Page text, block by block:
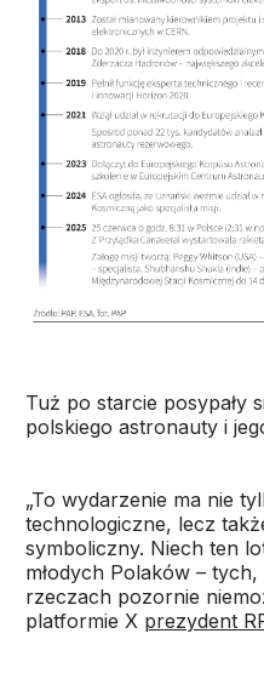
Tuż po starcie posypały
polskiego astronauty i
„To wydarzenie ma nie
technologiczne, lecz
symboliczny. Niech ten
młodych Polaków –
rzeczach pozornie
platformie X prezydent